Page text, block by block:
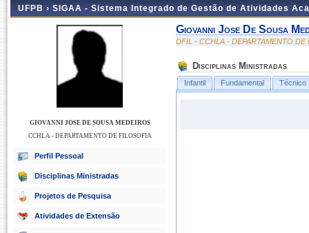
UFPB › SIGAA - Sistema Integrado de Gestão de Atividades
GIOVANNI JOSE DE SOUSA MEDEIROS
CCHLA - DEPARTAMENTO DE FILOSOFIA
Perfil Pessoal
Disciplinas Ministradas
Projetos de Pesquisa
Atividades de Extensão
Giovanni Jose De Sousa
DFIL - CCHLA - DEPARTAMENTO DE
Disciplinas Ministradas
Infantil Fundamental Técnico